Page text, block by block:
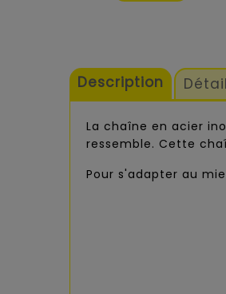
Description
La chaîne en acier
ressemble. Cette
Pour s'adapter au